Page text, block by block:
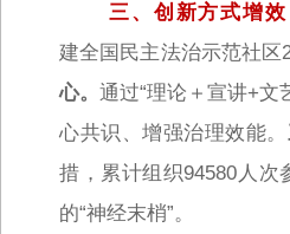
三、创新方式增
建全国民主法治示范社区
心。 通过“理论＋宣讲+文
心共识、增强治理效能。
措，累计组织94580人次
的“神经末梢”。